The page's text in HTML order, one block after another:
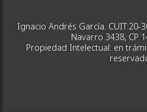
Ignacio Andrés García. CUIT:20-
Navarro 3438, CP
Propiedad Intelectual: en